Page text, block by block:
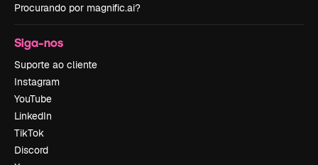
Procurando por magnific.ai?
Siga-nos
Suporte ao cliente
Instagram
YouTube
LinkedIn
TikTok
Discord